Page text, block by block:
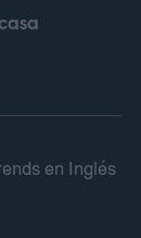
en Inglés